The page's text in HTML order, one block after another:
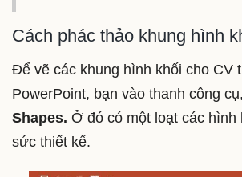
Cách phác thảo khung hình
Để vẽ các khung hình khối cho CV
PowerPoint, bạn vào thanh công
Shapes. Ở đó có một loạt các hình
sức thiết kế.